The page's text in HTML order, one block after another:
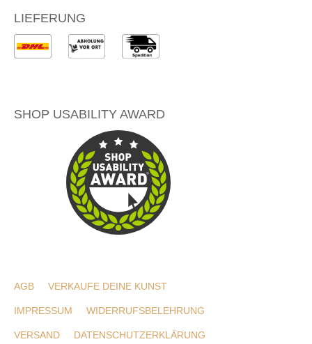
LIEFERUNG
SHOP USABILITY AWARD
AGB VERKAUFE DEINE KUNST
IMPRESSUM WIDERRUFSBELEHRUNG
VERSAND DATENSCHUTZERKLÄRUNG